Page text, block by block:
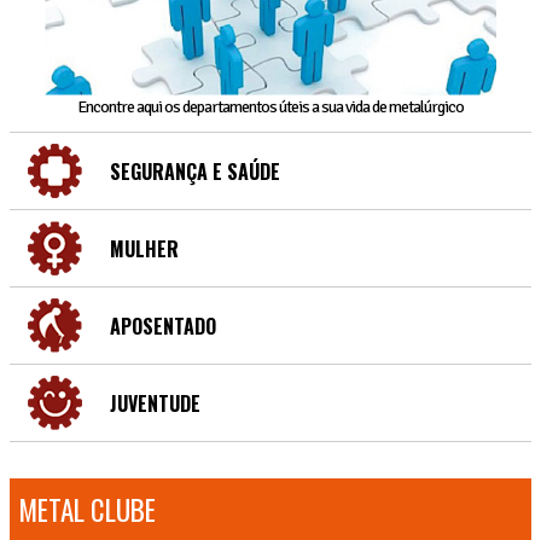
Encontre aqui os departamentos úteis a sua vida de metalúrgico
SEGURANÇA E SAÚDE
MULHER
APOSENTADO
JUVENTUDE
METAL CLUBE